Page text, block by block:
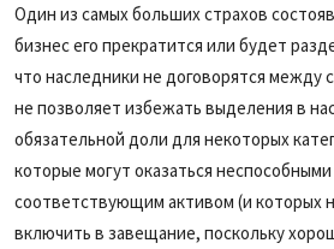
Один из самых больших страхов
бизнес его прекратится или будет
что наследники не договорятся между
не позволяет избежать выделения в
обязательной доли для некоторых
которые могут оказаться
соответствующим активом (и которых
включить в завещание, поскольку